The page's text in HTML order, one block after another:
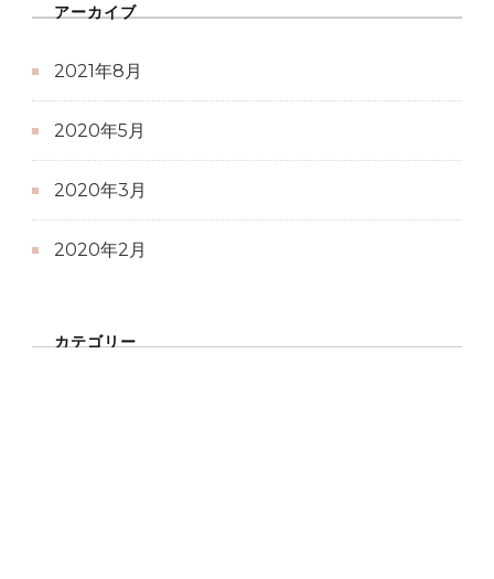
アーカイブ
2021年8月
2020年5月
2020年3月
2020年2月
カテゴリー